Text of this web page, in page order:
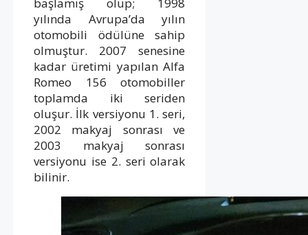
yılında Avrupa’da yılın
otomobili ödülüne sahip
olmuştur. 2007 senesine
kadar üretimi yapılan Alfa
Romeo 156 otomobiller
toplamda iki seriden
oluşur. İlk versiyonu 1. seri,
2002 makyaj sonrası ve
2003 makyaj sonrası
versiyonu ise 2. seri olarak
bilinir.